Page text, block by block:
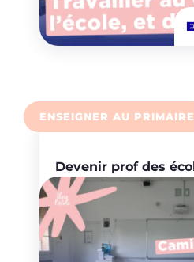
ENSEIGNER AU PRIMAIRE
Devenir prof des